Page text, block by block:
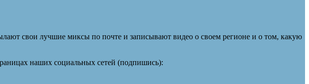
свои лучшие миксы по почте и записывают видео о своем регионе и о том, какую
наших социальных сетей (подпишись):